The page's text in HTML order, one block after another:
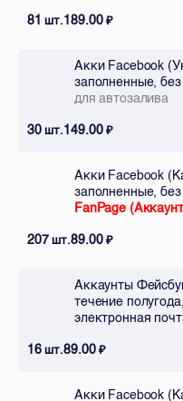
81 шт.189.00₽
Акки Facebook
заполненные,
для автозалива
30шт.149.00₽
Акки Facebook
заполненные,
FanPage
207шт.89.00₽
Аккаунты
течение
электронная
16шт.89.00₽
Акки Facebook